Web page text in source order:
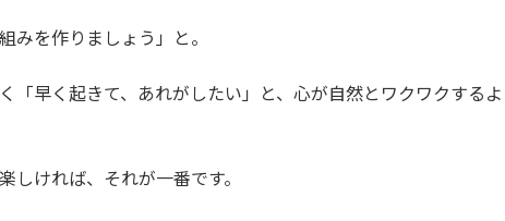
みを作りましょう」と。
「早く起きて、あれがしたい」と、心が自然とワクワクする
しければ、それが一番です。